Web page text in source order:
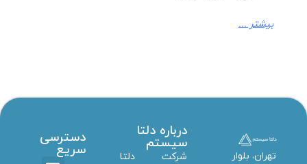
بیشتر ...
تهران، بلوار
درباره دلتا
سیستم
شرکت دلتا
دسترسی
سریع